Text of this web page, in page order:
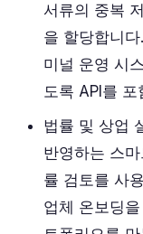
서류의 중복
을 할당합니
미널 운영 시
도록 API를 포
법률 및 상업
반영하는 스
률 검토를 사
업체 온보딩